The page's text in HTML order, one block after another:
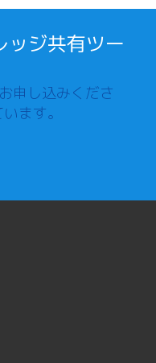
ッジ共有ツー
申し込みくださ
ます。